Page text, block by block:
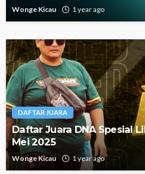
Wonge Kicau 1 year ago
DAFTAR JUARA
Daftar Juara DNA Spesial
Mei 2025
Wonge Kicau 1 year ago